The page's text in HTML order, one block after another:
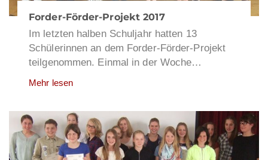
Forder-Förder-Projekt 2017
Im letzten halben Schuljahr hatten 13
Schülerinnen an dem Forder-Förder-Projekt
teilgenommen. Einmal in der Woche…
Mehr lesen